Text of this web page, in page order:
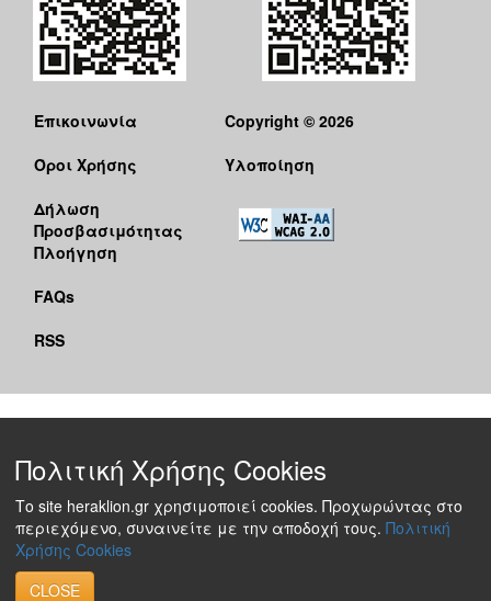
Επικοινωνία
Όροι Χρήσης
Δήλωση
Προσβασιμότητας
Πλοήγηση
FAQs
RSS
Copyright © 2026
Υλοποίηση
Πολιτική Χρήσης Cookies
Το site heraklion.gr χρησιμοποιεί cookies. Προχωρώντας στο
περιεχόμενο, συναινείτε με την αποδοχή τους. Πολιτική
Χρήσης Cookies
CLOSE